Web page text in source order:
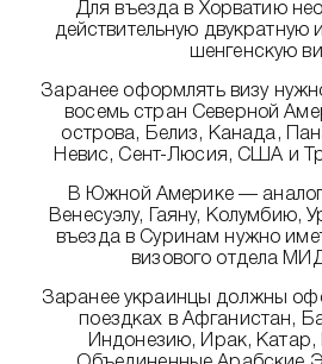
Для въезда в Хорватию
действительную двукратную
шенгенскую
Заранее оформлять визу
восемь стран Северной
острова, Белиз, Канада,
Невис, Сент-Люсия, США и
В Южной Америке —
Венесуэлу, Гаяну, Колумбию,
въезда в Суринам нужно
визового отдела
Заранее украинцы должны
поездках в Афганистан,
Индонезию, Ирак, Катар,